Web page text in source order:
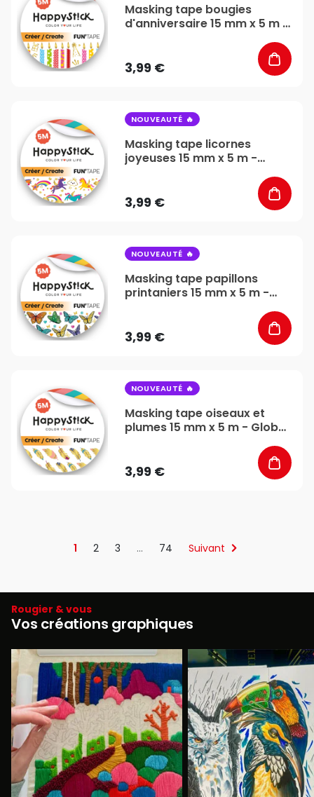
Masking tape bougies
d'anniversaire 15 mm x 5 m -
3,99 €
NOUVEAUTÉ
Masking tape licornes
joyeuses 15 mm x 5 m -
3,99 €
NOUVEAUTÉ
Masking tape papillons
printaniers 15 mm x 5 m -
3,99 €
NOUVEAUTÉ
Masking tape oiseaux et
plumes 15 mm x 5 m - Global
3,99 €
1 2 3 … 74 Suivant
Rougier & vous
Vos créations graphiques